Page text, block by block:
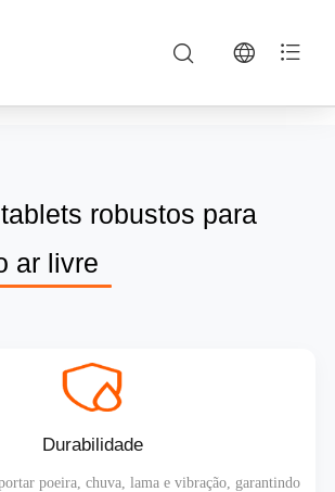
robustos para
ar livre
Durabilidade
poeira, chuva, lama e vibração, garantindo